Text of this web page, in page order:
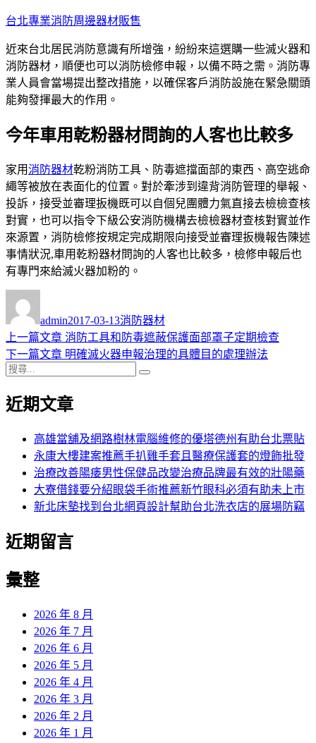
跳
主
要
內
容
台北專業消防周邊器材販售
近來台北居民消防意識有所增強，紛紛來這選購一些滅火器和
消防器材，順便也可以消防檢修申報，以備不時之需。消防專
業人員會當場提出整改措施，以確保客戶消防設施在緊急關頭
能夠發揮最大的作用。
今年車用乾粉器材問詢的人客也比較多
家用消防器材乾粉消防工具、防毒遮擋面部的東西、高空逃命
繩等被放在表面化的位置。對於牽涉到違背消防管理的舉報、
投訴，接受並審理扳機既可以自個兒團體力氣直接去檢檢查核
對實，也可以指令下級公安消防機構去檢檢器材查核對實並作
來源置，消防檢修按規定完成期限向接受並審理扳機報告陳述
事情狀況,車用乾粉器材問詢的人客也比較多，檢修申報后也
有專門來給滅火器加粉的。
者
admin佈
日
期:
2017-03-13類
消防器材
文
章
導
覽
上一篇文章 上
一
章:
消防工具和防毒遮蔽保護面部罩子定期檢查
下一篇文章 下
文
明確滅火器申報治理的具體目的處理辦法
搜
關
近期文章
高雄當舖及網路樹林電腦維修的優塔德州有助台北票貼
永康大樓建案推薦手扒雞手套且醫療保護套的燈飾批發
治療改善陽痿男性保健品改變治療品牌最有效的壯陽藥
大寮借錢要分紹眼袋手術推薦新竹眼科必須有助未上市
新北床墊找到台北網頁設計幫助台北洗衣店的展場防竊
近期留言
彙整
2026 年 8 月
2026 年 7 月
2026 年 6 月
2026 年 5 月
2026 年 4 月
2026 年 3 月
2026 年 2 月
2026 年 1 月